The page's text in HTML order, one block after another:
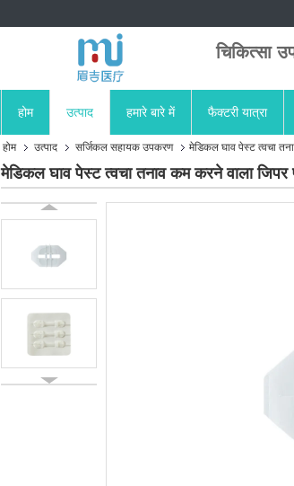
चिकित्सा
होम उत्पाद हमारे बारे में फैक्टरी यात्रा
होम उत्पाद सर्जिकल सहायक उपकरण मेडिकल घाव पेस्ट त्वचा
मेडिकल घाव पेस्ट त्वचा तनाव कम करने वाला जिपर